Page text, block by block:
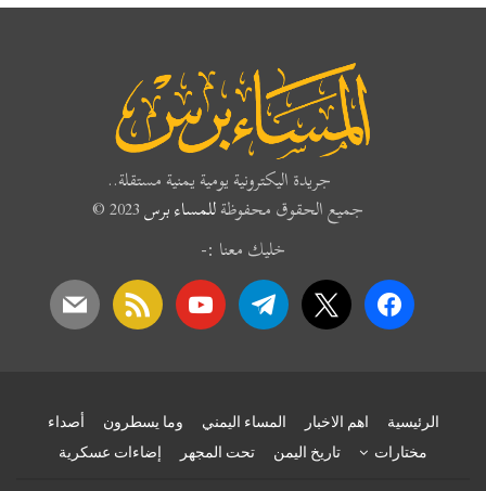
جريدة اليكترونية يومية يمنية مستقلة..
جميع الحقوق محفوظةللمساء برس
خليك معنا :-
facebook
x
telegram
youtube
rss
mail
الرئيسية اهم الاخبار المساء اليمني وما يسطرون
أصداء
مختارات
تاريخ اليمن تحت المجهر إضاءات عسكرية